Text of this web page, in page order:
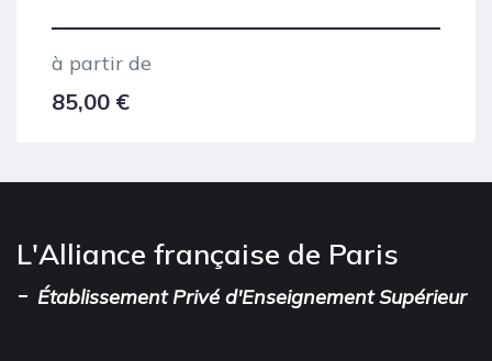
à partir de
85,00 €
L'Alliance française de Paris
- Établissement Privé d'Enseignement Supérieur